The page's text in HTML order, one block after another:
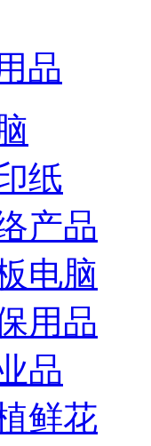
品
纸
产品
电脑
用品
品
鲜花